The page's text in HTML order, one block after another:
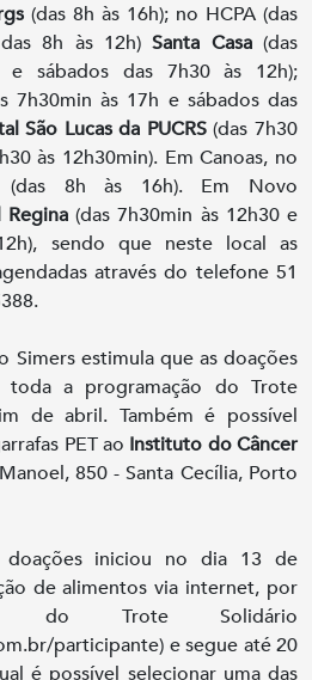
(das 8h às 16h); no HCPA (das
8h às 12h)Santa Casa(das
e sábados das 7h30 às 12h);
7h30min às 17h e sábados das
São Lucas da PUCRS(das 7h30
às 12h30min). Em Canoas, no
8h às 16h). Em Novo
Regina(das 7h30min às 12h30 e
sendo que neste local as
através do telefone 51
Simers estimula que as doações
a programação do Trote
de abril. Também é possível
PET ao Instituto do Câncer
850 - Santa Cecília, Porto
iniciou no dia 13 de
de alimentos via internet, por
Trote Solidário
participante) e segue até 20
é possível selecionar uma das